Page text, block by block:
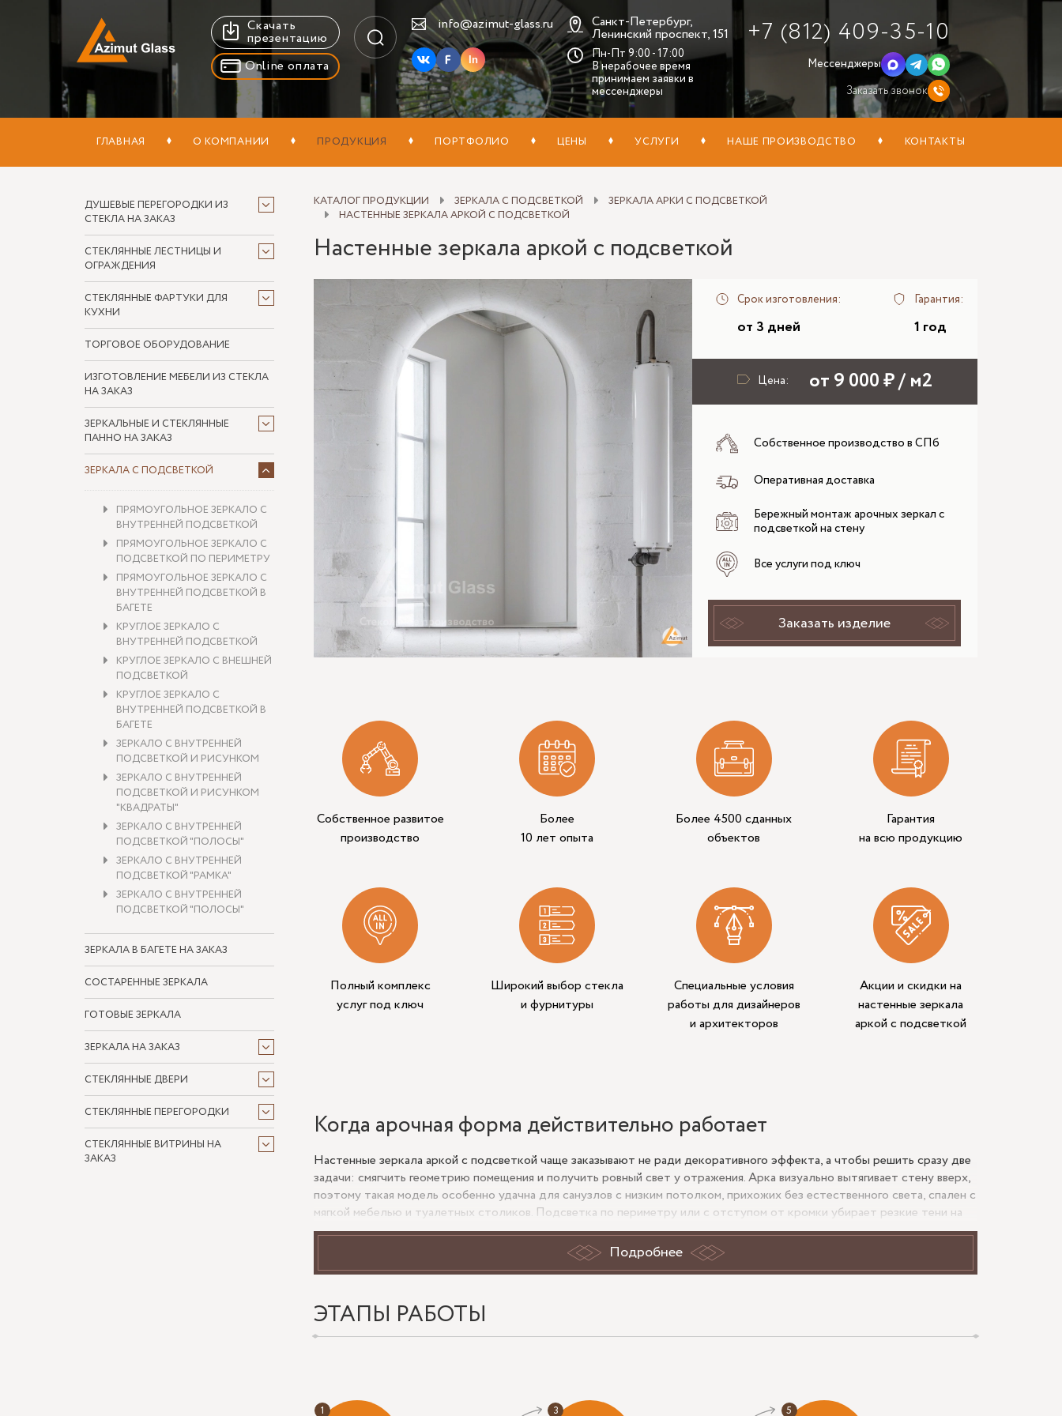
Скачать
презентацию
Online оплата
info@azimut-glass.ru
In
Санкт-Петербург,
Ленинский проспект, 151
Пн-Пт 9:00 - 17:00
В нерабочее время
принимаем заявки в
мессенджеры
+7 (812) 409-35-10
Мессенджеры
Заказать звонок
ГЛАВНАЯ О КОМПАНИИ ПРОДУКЦИЯ ПОРТФОЛИО ЦЕНЫ УСЛУГИ НАШЕ ПРОИЗВОДСТВО КОНТАКТЫ
ДУШЕВЫЕ ПЕРЕГОРОДКИ ИЗ
СТЕКЛА НА ЗАКАЗ
СТЕКЛЯННЫЕ ЛЕСТНИЦЫ И
ОГРАЖДЕНИЯ
СТЕКЛЯННЫЕ ФАРТУКИ ДЛЯ
КУХНИ
ТОРГОВОЕ ОБОРУДОВАНИЕ
ИЗГОТОВЛЕНИЕ МЕБЕЛИ ИЗ СТЕКЛА
НА ЗАКАЗ
ЗЕРКАЛЬНЫЕ И СТЕКЛЯННЫЕ
ПАННО НА ЗАКАЗ
ЗЕРКАЛА С ПОДСВЕТКОЙ
ПРЯМОУГОЛЬНОЕ ЗЕРКАЛО С
ВНУТРЕННЕЙ ПОДСВЕТКОЙ
ПРЯМОУГОЛЬНОЕ ЗЕРКАЛО С
ПОДСВЕТКОЙ ПО ПЕРИМЕТРУ
ПРЯМОУГОЛЬНОЕ ЗЕРКАЛО С
ВНУТРЕННЕЙ ПОДСВЕТКОЙ В
БАГЕТЕ
КРУГЛОЕ ЗЕРКАЛО С
ВНУТРЕННЕЙ ПОДСВЕТКОЙ
КРУГЛОЕ ЗЕРКАЛО С ВНЕШНЕЙ
ПОДСВЕТКОЙ
КРУГЛОЕ ЗЕРКАЛО С
ВНУТРЕННЕЙ ПОДСВЕТКОЙ В
БАГЕТЕ
ЗЕРКАЛО С ВНУТРЕННЕЙ
ПОДСВЕТКОЙ И РИСУНКОМ
ЗЕРКАЛО С ВНУТРЕННЕЙ
ПОДСВЕТКОЙ И РИСУНКОМ
"КВАДРАТЫ"
ЗЕРКАЛО С ВНУТРЕННЕЙ
ПОДСВЕТКОЙ "ПОЛОСЫ"
ЗЕРКАЛО С ВНУТРЕННЕЙ
ПОДСВЕТКОЙ "РАМКА"
ЗЕРКАЛО С ВНУТРЕННЕЙ
ПОДСВЕТКОЙ "ПОЛОСЫ"
ЗЕРКАЛА В БАГЕТЕ НА ЗАКАЗ
СОСТАРЕННЫЕ ЗЕРКАЛА
ГОТОВЫЕ ЗЕРКАЛА
ЗЕРКАЛА НА ЗАКАЗ
СТЕКЛЯННЫЕ ДВЕРИ
СТЕКЛЯННЫЕ ПЕРЕГОРОДКИ
СТЕКЛЯННЫЕ ВИТРИНЫ НА
ЗАКАЗ
КАТАЛОГ ПРОДУКЦИИ ЗЕРКАЛА С ПОДСВЕТКОЙ
ЗЕРКАЛА АРКИ С ПОДСВЕТКОЙ
НАСТЕННЫЕ ЗЕРКАЛА АРКОЙ С ПОДСВЕТКОЙ
Настенные зеркала аркой с подсветкой
Срок изготовления:
от 3 дней
Гарантия:
1 год
Цена: от 9 000 ₽ / м2
Собственное производство в СПб
Оперативная доставка
Бережный монтаж арочных зеркал с
подсветкой на стену
Все услуги под ключ
Заказать изделие
Собственное развитое
производство
Более
10 лет опыта
Более 4500 сданных
объектов
Гарантия
на всю продукцию
Полный комплекс
услуг под ключ
Широкий выбор стекла
и фурнитуры
Специальные условия
работы для дизайнеров
и архитекторов
Акции и скидки на
настенные зеркала
аркой с подсветкой
Когда арочная форма действительно работает
Настенные зеркала аркой с подсветкой чаще заказывают не ради декоративного эффекта, а чтобы решить сразу две
задачи: смягчить геометрию помещения и получить ровный свет у отражения. Арка визуально вытягивает стену вверх,
поэтому такая модель особенно удачна для санузлов с низким потолком, прихожих без естественного света, спален с
мягкой мебелью и туалетных столиков. Подсветка по периметру или с отступом от кромки убирает резкие тени на
лице, а сама настенная конструкция не перегружает интерьер, как массивная рама.
Что важно проверить до заказа
Высоту установки: верхняя дуга не должна упираться в шкаф, бра или полку.
Глубину стены: если планируется скрытый вывод питания, закладную и кабель лучше предусмотреть заранее.
Влажность помещения: для ванной нужна влагостойкость компонентов и корректная герметизация LED-узла.
Подробнее
ЭТАПЫ РАБОТЫ